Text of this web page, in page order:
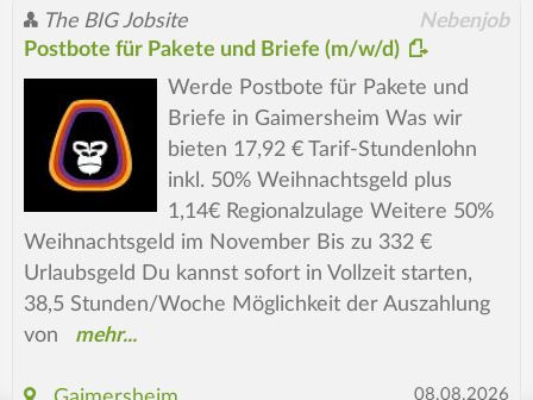
The BIG Jobsite Nebenjob
Postbote für Pakete und Briefe (m/w/d)
Werde Postbote für Pakete und
Briefe in Gaimersheim Was wir
bieten 17,92 € Tarif-Stundenlohn
inkl. 50% Weihnachtsgeld plus
1,14€ Regionalzulage Weitere 50%
Weihnachtsgeld im November Bis zu 332 €
Urlaubsgeld Du kannst sofort in Vollzeit starten,
38,5 Stunden/Woche Möglichkeit der Auszahlung
von
08.08.2026